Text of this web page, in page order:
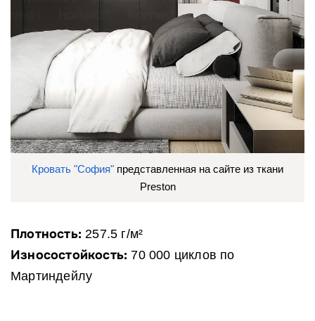
Кровать "София" представленная на сайте из ткани
Preston
Плотность: 257.5 г/м²
Износостойкость: 70 000 циклов по
Мартиндейлу